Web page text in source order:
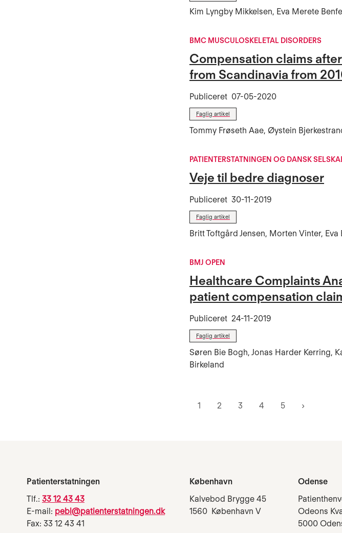
Kim Lyngby Mikkelsen, Eva Merete
BMC MUSCULOSKELETAL DISORDERS
Compensation claims
from Scandinavia from
Publiceret 07-05-2020
Faglig artikel
Tommy Frøseth Aae, Øystein
PATIENTERSTATNINGEN OG DANSK
Veje til bedre diagnoser
Publiceret 30-11-2019
Faglig artikel
Britt Toftgård Jensen, Morten Vinter,
BMJ OPEN
Healthcare Complaints
patient compensation
Publiceret 24-11-2019
Faglig artikel
Søren Bie Bogh, Jonas Harder Kerring,
Birkeland
1 2 3 4 5
Patienterstatningen
Tlf.: 33 12 43 43
E-mail: pebl@patienterstatningen.dk
Fax: 33 12 43 41
København
Kalvebod Brygge 45
1560 København V
Odense
Odeons
5000